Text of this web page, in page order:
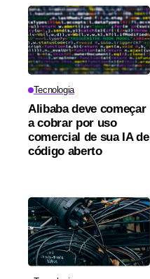
Tecnologia
Alibaba deve começar
a cobrar por uso
comercial de sua IA de
código aberto